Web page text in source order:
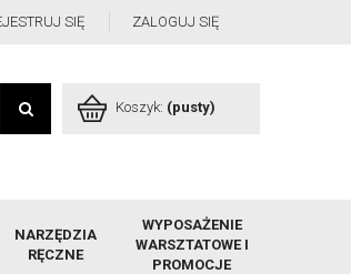
SIĘ ZALOGUJ SIĘ
Koszyk: (pusty)
NARZĘDZIA
RĘCZNE
WYPOSAŻENIE
WARSZTATOWE I
PROMOCJE